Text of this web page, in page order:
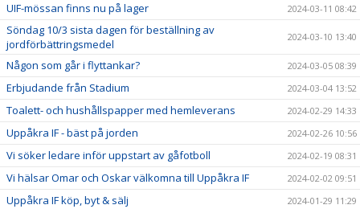
UIF-mössan finns nu på lager 2024-03-11 08:42
Söndag 10/3 sista dagen för beställning av
jordförbättringsmedel
2024-03-10 13:40
Någon som går i flyttankar? 2024-03-05 08:39
Erbjudande från Stadium 2024-03-04 13:52
Toalett- och hushållspapper med hemleverans 2024-02-29 14:33
Uppåkra IF - bäst på jorden 2024-02-26 10:56
Vi söker ledare inför uppstart av gåfotboll 2024-02-19 08:31
Vi hälsar Omar och Oskar välkomna till Uppåkra IF 2024-02-02 09:51
Uppåkra IF köp, byt & sälj 2024-01-29 11:29